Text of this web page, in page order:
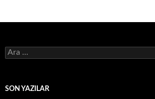
A
r
a
SON YAZILAR